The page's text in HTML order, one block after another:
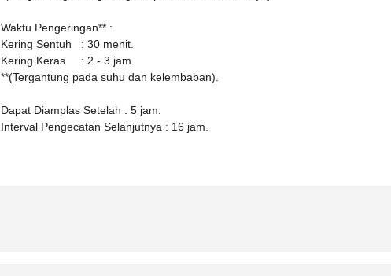
Waktu Pengeringan** :
Kering Sentuh : 30 menit.
Kering Keras : 2 - 3 jam.
**(Tergantung pada suhu dan kelembaban).
Dapat Diamplas Setelah : 5 jam.
Interval Pengecatan Selanjutnya : 16 jam.